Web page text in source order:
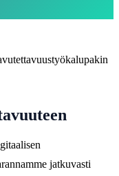
jatkuvasti